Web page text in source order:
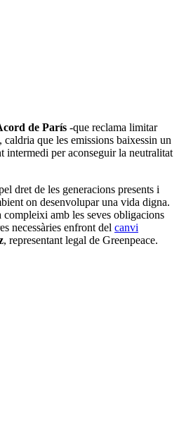
de París -que reclama limitar
que les emissions baixessin un
intermedi per aconseguir la neutralitat
dret de les generacions presents i
on desenvolupar una vida digna.
amb les seves obligacions
necessàries enfront del canvi
, representant legal de Greenpeace.